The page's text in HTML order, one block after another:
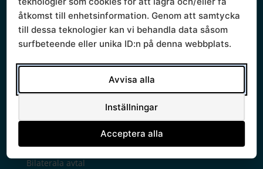
Protokoll
Om Södra sjukvårdsregionen
Ledningsgrupp
Styrgrupp
Verksamhetsberättelse
Regionala priser och ersättningar
Arkiv regionala priser tidigare år
Avtalsgruppen
Bilaterala avtal
åtkomst till enhetsinformation. Genom att samtycka
till dessa teknologier kan vi behandla data såsom
surfbeteende eller unika ID:n på denna webbplats.
Avvisa alla
Inställningar
Acceptera alla